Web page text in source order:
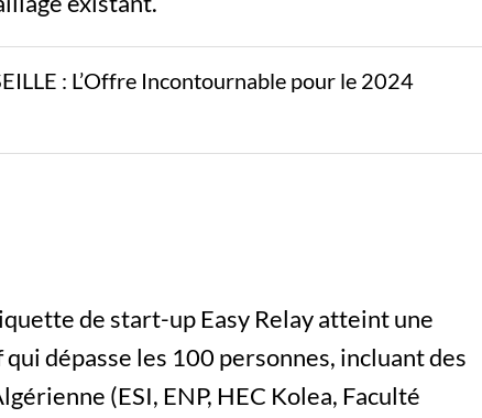
: L’Offre Incontournable pour le 2024
de start-up Easy Relay atteint une
dépasse les 100 personnes, incluant des
(ESI, ENP, HEC Kolea, Faculté